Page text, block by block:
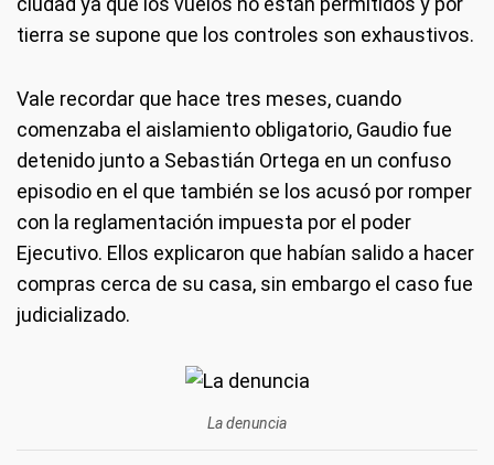
tierra se supone que los controles son exhaustivos.
Vale recordar que hace tres meses, cuando
comenzaba el aislamiento obligatorio, Gaudio fue
detenido junto a Sebastián Ortega en un confuso
episodio en el que también se los acusó por romper
con la reglamentación impuesta por el poder
Ejecutivo. Ellos explicaron que habían salido a hacer
compras cerca de su casa, sin embargo el caso fue
judicializado.
La denuncia